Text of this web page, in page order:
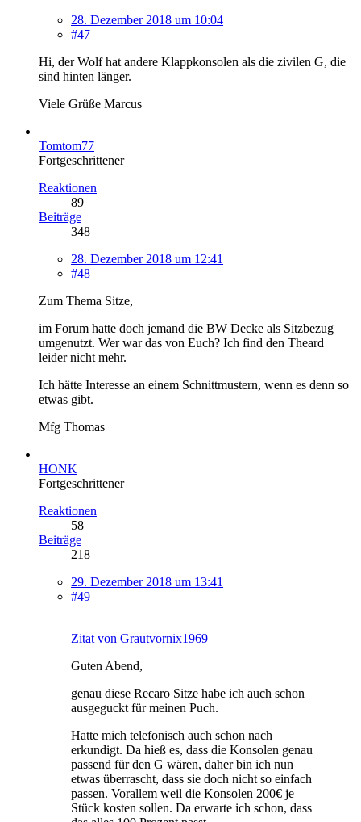
28. Dezember 2018 um 10:04
#47
Hi, der Wolf hat andere Klappkonsolen als die zivilen G, die
sind hinten länger.
Viele Grüße Marcus
Tomtom77
Fortgeschrittener
Reaktionen
89
Beiträge
348
28. Dezember 2018 um 12:41
#48
Zum Thema Sitze,
im Forum hatte doch jemand die BW Decke als Sitzbezug
umgenutzt. Wer war das von Euch? Ich find den Theard
leider nicht mehr.
Ich hätte Interesse an einem Schnittmustern, wenn es denn so
etwas gibt.
Mfg Thomas
HONK
Fortgeschrittener
Reaktionen
58
Beiträge
218
29. Dezember 2018 um 13:41
#49
Zitat von Grautvornix1969
Guten Abend,
genau diese Recaro Sitze habe ich auch schon
ausgeguckt für meinen Puch.
Hatte mich telefonisch auch schon nach
erkundigt. Da hieß es, dass die Konsolen genau
passend für den G wären, daher bin ich nun
etwas überrascht, dass sie doch nicht so einfach
passen. Vorallem weil die Konsolen 200€ je
Stück kosten sollen. Da erwarte ich schon, dass